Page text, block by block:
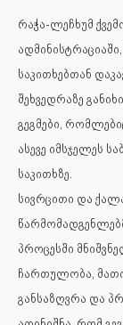
რაჭა-ლეჩხუმ
საკითხებთან
შეხვედრაზე
გეგმები,
ასევე იმსჯელეს
საკითხზე.
სივრცითი და
პროცესში
ჩართულობა,
განსაზღვრა და